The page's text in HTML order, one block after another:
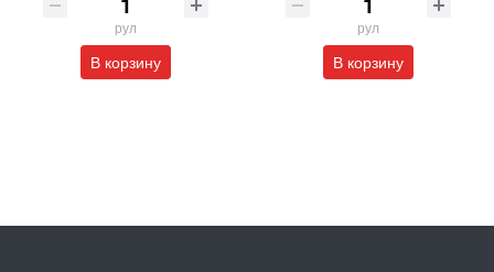
рул
В корзину
рул
В корзину